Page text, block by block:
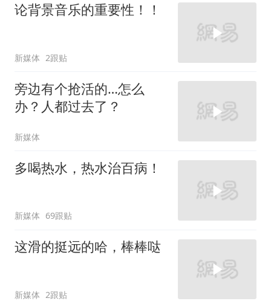
论背景音乐的重要性！！
新媒体 2跟贴
旁边有个抢活的…怎么
办？人都过去了？
新媒体
多喝热水，热水治百病！
新媒体 69跟贴
这滑的挺远的哈，棒棒哒
新媒体 2跟贴